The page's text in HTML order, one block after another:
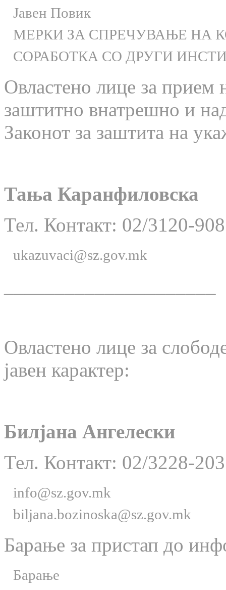
Јавен Повик
МЕРКИ ЗА СПРЕЧУВАЊЕ НА
СОРАБОТКА СО ДРУГИ
Овластено лице за прием
заштитно внатрешно и
Законот за заштита на
Тања Каранфиловска
Тел. Контакт: 02/3120-908
ukazuvaci@sz.gov.mk
Овластено лице за
јавен карактер:
Билјана Ангелески
Тел. Контакт: 02/3228-203
info@sz.gov.mk
biljana.bozinoska@sz.gov.mk
Барање за пристап до
Барање